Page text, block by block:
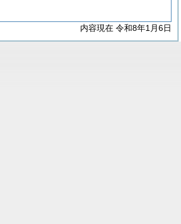
内容現在 令和8年1月6日